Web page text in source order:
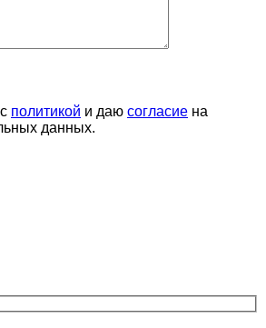
политикой и даю согласие на
данных.